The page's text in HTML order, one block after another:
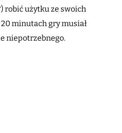
robić użytku ze swoich
minutach gry musiał
niepotrzebnego.